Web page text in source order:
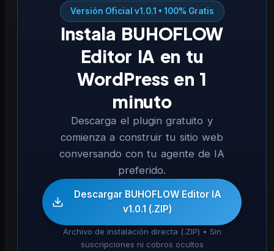
Versión Oficial v1.0.1 • 100% Gratis
Instala BUHOFLOW
Editor IA en tu
WordPress en 1
minuto
Descarga el plugin gratuito y
comienza a construir tu sitio web
conversando con tu agente de IA
preferido.
Descargar BUHOFLOW Editor IA
v1.0.1 (.ZIP)
Archivo de instalación directa (.ZIP) • Sin
suscripciones ni cobros ocultos